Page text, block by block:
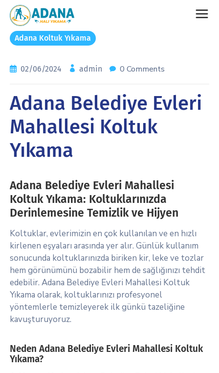
Adana Koltuk Yıkama
02/06/2024 admin 0 Comments
Adana Belediye Evleri
Mahallesi Koltuk
Yıkama
Adana Belediye Evleri Mahallesi
Koltuk Yıkama: Koltuklarınızda
Derinlemesine Temizlik ve Hijyen
Koltuklar, evlerimizin en çok kullanılan ve en hızlı
kirlenen eşyaları arasında yer alır. Günlük kullanım
sonucunda koltuklarınızda biriken kir, leke ve tozlar
hem görünümünü bozabilir hem de sağlığınızı tehdit
edebilir. Adana Belediye Evleri Mahallesi Koltuk
Yıkama olarak, koltuklarınızı profesyonel
yöntemlerle temizleyerek ilk günkü tazeliğine
kavuşturuyoruz.
Neden Adana Belediye Evleri Mahallesi Koltuk
Yıkama?